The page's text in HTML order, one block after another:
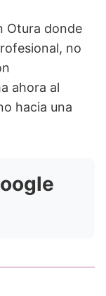
Otura donde
no
ahora al
hacia una